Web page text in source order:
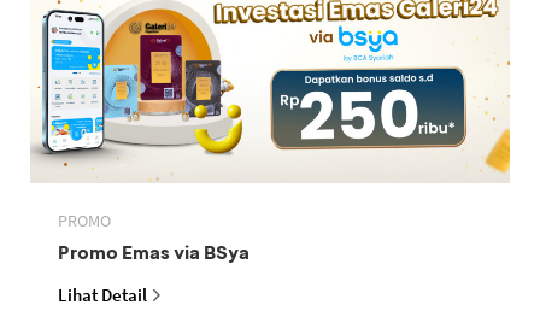
PROMO
Promo Emas via BSya
Lihat Detail